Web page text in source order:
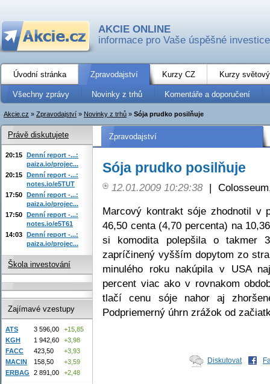
AKCIE ONLINE
informace pro Vaše úspěšné investice
Úvodní stránka Zpravodajství Kurzy CZ Kurzy
Všechny zprávy Novinky z trhů Komentáře a doporučení
Akcie.cz » Zpravodajství » Novinky z trhů » Sója prudko posilňuje
Zpravodajství
Sója prudko posilňuje
12.01.2009 10:29:38 |
Marcový kontrakt sóje zhodnotil v
46,50 centa (4,70 percenta) na
si komodita polepšila o takmer
zapríčinený vyšším dopytom zo
minulého roku nakúpila v USA
percent viac ako v rovnakom
tlačí cenu sóje nahor aj
Podpriemerný úhrn zrážok od
Diskutovat
Právě diskutujete
20:15 Denní report -...:
paiza.io/projec...
20:15 Denní report -...:
notes.io/e5TUT
17:50 Denní report -...:
paiza.io/projec...
17:50 Denní report -...:
notes.io/e5T61
14:03 Denní report -...:
paiza.io/projec...
Škola investování
Zajímavé vzestupy
ATS 3 596,00
+15,85
KGH
1 942,60
+3,98
FACC
423,50
+3,93
MACIN
158,50
+3,59
ERBAG
2 891,00 +2,48